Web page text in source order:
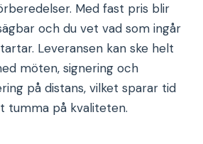
Med fast pris blir
och du vet vad som ingår
Leveransen kan ske helt
möten, signering och
på distans, vilket sparar tid
tumma på kvaliteten.